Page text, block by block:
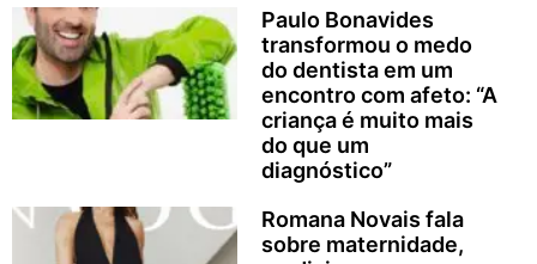
Paulo Bonavides
transformou o medo
do dentista em um
encontro com afeto: “A
criança é muito mais
do que um
diagnóstico”
Romana Novais fala
sobre maternidade,